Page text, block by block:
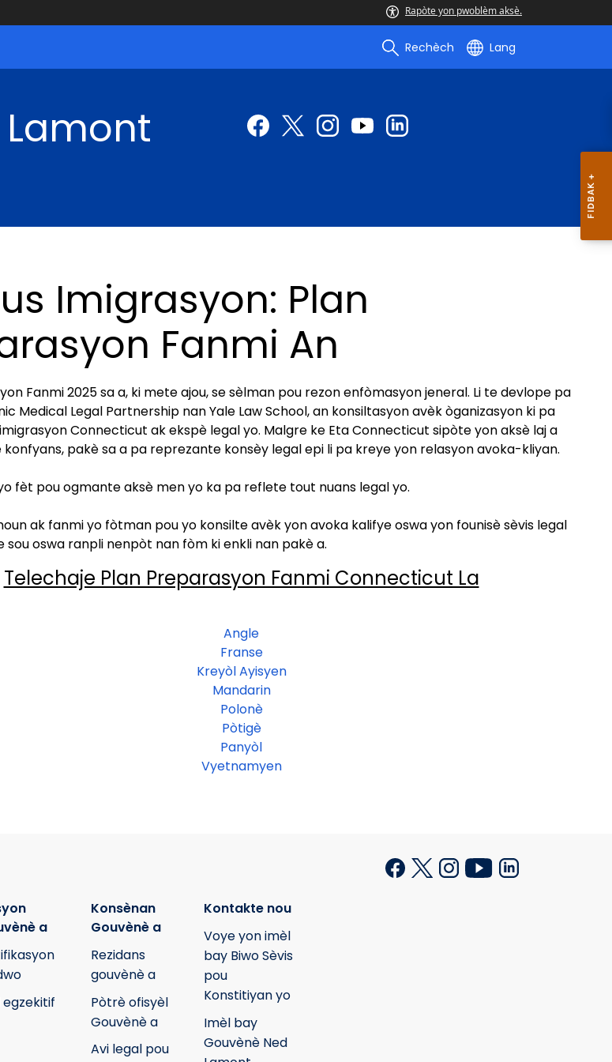
Rapòte yon pwoblèm aksè.
Rechèch Lang
Imigrasyon: Plan
Fanmi An
Fanmi 2025 sa a, ki mete ajou, se sèlman pou rezon enfòmasyon jeneral. Li te devlope pa
Medical Legal Partnership nan Yale Law School, an konsiltasyon avèk òganizasyon ki pa
Connecticut ak ekspè legal yo. Malgre ke Eta Connecticut sipòte yon aksè laj a
konfyans, pakè sa a pa reprezante konsèy legal epi li pa kreye yon relasyon avoka-kliyan.
fèt pou ogmante aksè men yo ka pa reflete tout nuans legal yo.
ak fanmi yo fòtman pou yo konsilte avèk yon avoka kalifye oswa yon founisè sèvis legal
sou oswa ranpli nenpòt nan fòm ki enkli nan pakè a.
Telechaje Plan Preparasyon Fanmi Connecticut La
Angle
Franse
Kreyòl Ayisyen
Mandarin
Polonè
Pòtigè
Panyòl
Vyetnamyen
a
egzekitif
Konsènan
Gouvènè a
Rezidans
gouvènè a
Pòtrè ofisyèl
Gouvènè a
Avi legal pou
Kontakte nou
Voye yon imèl
bay Biwo Sèvis
pou
Konstitiyan yo
Imèl bay
Gouvènè Ned